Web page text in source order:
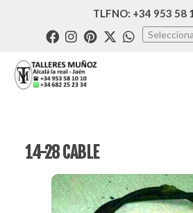
TLFNO: +34 953 58
14-28 CABLE